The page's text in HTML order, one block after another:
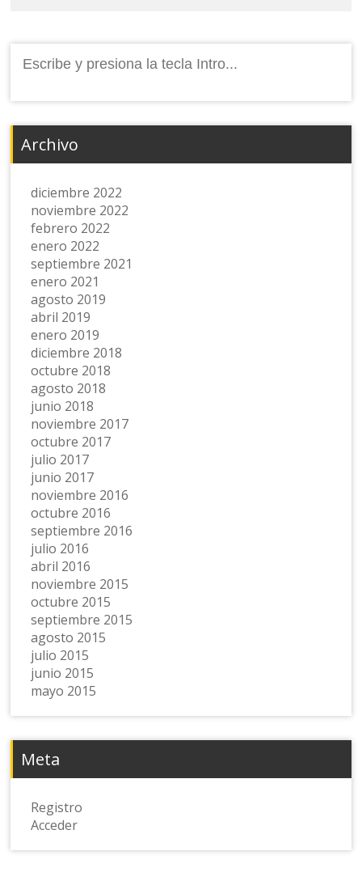
Archivo
diciembre 2022
noviembre 2022
febrero 2022
enero 2022
septiembre 2021
enero 2021
agosto 2019
abril 2019
enero 2019
diciembre 2018
octubre 2018
agosto 2018
junio 2018
noviembre 2017
octubre 2017
julio 2017
junio 2017
noviembre 2016
octubre 2016
septiembre 2016
julio 2016
abril 2016
noviembre 2015
octubre 2015
septiembre 2015
agosto 2015
julio 2015
junio 2015
mayo 2015
Meta
Registro
Acceder